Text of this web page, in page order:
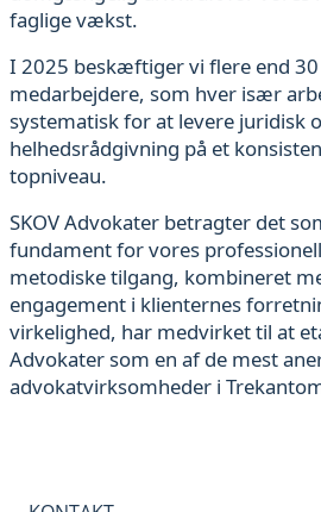
faglige vækst.
I 2025 beskæftiger vi flere end 30
medarbejdere, som hver især
systematisk for at levere juridisk
helhedsrådgivning på et
topniveau.
SKOV Advokater betragter det
fundament for vores
metodiske tilgang, kombineret
engagement i klienternes
virkelighed, har medvirket til at
Advokater som en af de mest
advokatvirksomheder i